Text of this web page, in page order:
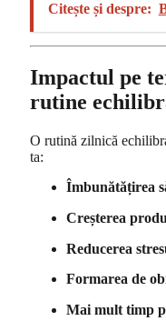
Citește și despre:
Impactul pe
rutine
O rutină zilnică
ta:
Îmbunătățirea
Creșterea
Reducerea
Formarea de
Mai mult timp